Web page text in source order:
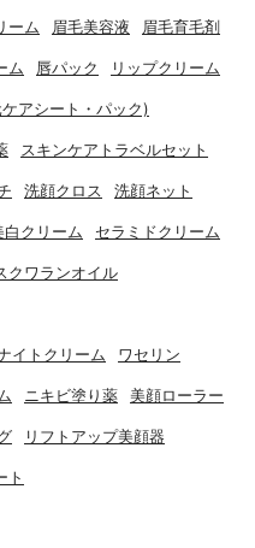
ーム 眉毛美容液 眉毛育毛剤
ム 唇パック リップクリーム
アシート・パック)
スキンケアトラベルセット
洗顔クロス 洗顔ネット
白クリーム セラミドクリーム
クワランオイル
イトクリーム ワセリン
ニキビ塗り薬 美顔ローラー
リフトアップ美顔器
ト